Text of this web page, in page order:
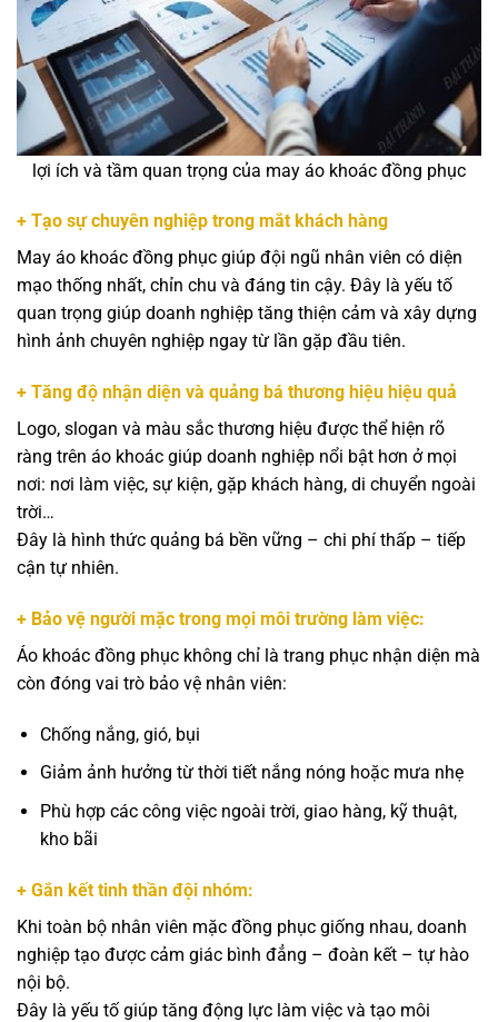
lợi ích và tầm quan trọng của may áo khoác đồng phục
+ Tạo sự chuyên nghiệp trong mắt khách hàng
May áo khoác đồng phục giúp đội ngũ nhân viên có diện
mạo thống nhất, chỉn chu và đáng tin cậy. Đây là yếu tố
quan trọng giúp doanh nghiệp tăng thiện cảm và xây dựng
hình ảnh chuyên nghiệp ngay từ lần gặp đầu tiên.
+ Tăng độ nhận diện và quảng bá thương hiệu hiệu quả
Logo, slogan và màu sắc thương hiệu được thể hiện rõ
ràng trên áo khoác giúp doanh nghiệp nổi bật hơn ở mọi
nơi: nơi làm việc, sự kiện, gặp khách hàng, di chuyển ngoài
trời…
Đây là hình thức quảng bá bền vững – chi phí thấp – tiếp
cận tự nhiên.
+ Bảo vệ người mặc trong mọi môi trường làm việc:
Áo khoác đồng phục không chỉ là trang phục nhận diện mà
còn đóng vai trò bảo vệ nhân viên:
Chống nắng, gió, bụi
Giảm ảnh hưởng từ thời tiết nắng nóng hoặc mưa nhẹ
Phù hợp các công việc ngoài trời, giao hàng, kỹ thuật,
kho bãi
+ Gắn kết tinh thần đội nhóm:
Khi toàn bộ nhân viên mặc đồng phục giống nhau, doanh
nghiệp tạo được cảm giác bình đẳng – đoàn kết – tự hào
nội bộ.
Đây là yếu tố giúp tăng động lực làm việc và tạo môi